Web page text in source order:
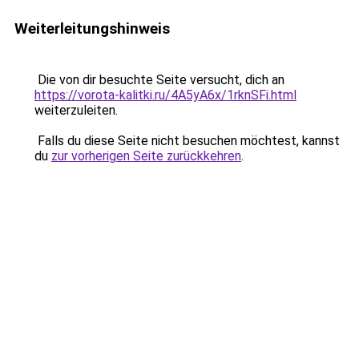
Weiterleitungshinweis
Die von dir besuchte Seite versucht, dich an
https://vorota-kalitki.ru/4A5yA6x/1rknSFi.html
weiterzuleiten.
Falls du diese Seite nicht besuchen möchtest, kannst
du zur vorherigen Seite zurückkehren.